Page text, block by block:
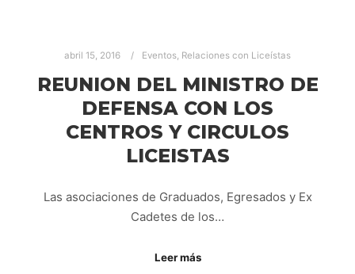
abril 15, 2016 Eventos, Relaciones con Liceístas
REUNION DEL MINISTRO DE
DEFENSA CON LOS
CENTROS Y CIRCULOS
LICEISTAS
Las asociaciones de Graduados, Egresados y Ex
Cadetes de los…
Leer más